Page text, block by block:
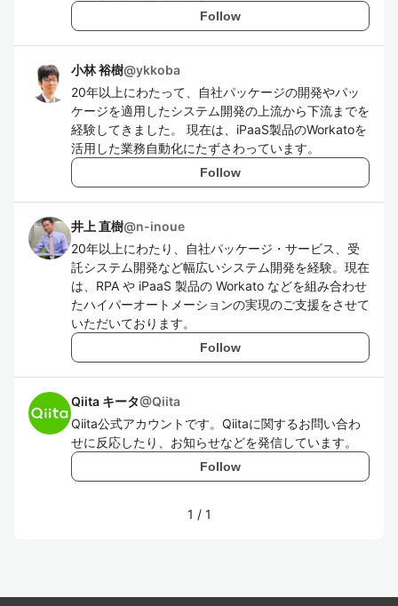
Follow
小林 裕樹@ykkoba
20年以上にわたって、自社パッケージの開発やパッ
ケージを適用したシステム開発の上流から下流までを
経験してきました。 現在は、iPaaS製品のWorkatoを
活用した業務自動化にたずさわっています。
Follow
井上 直樹@n-inoue
20年以上にわたり、自社パッケージ・サービス、受
託システム開発など幅広いシステム開発を経験。現在
は、RPA や iPaaS 製品の Workato などを組み合わせ
たハイパーオートメーションの実現のご支援をさせて
いただいております。
Follow
Qiita キータ@Qiita
Qiita公式アカウントです。Qiitaに関するお問い合わ
せに反応したり、お知らせなどを発信しています。
Follow
1 / 1